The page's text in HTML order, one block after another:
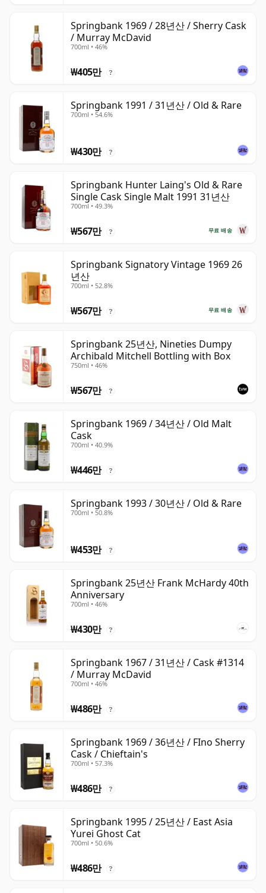
Springbank 1969 / 28년산 / Sherry Cask
/ Murray McDavid
700ml • 46%
₩405만 ?
Springbank 1991 / 31년산 / Old & Rare
700ml • 54.6%
₩430만 ?
Springbank Hunter Laing's Old & Rare
Single Cask Single Malt 1991 31년산
700ml • 49.3%
무료 배송
₩567만 ?
Springbank Signatory Vintage 1969 26
년산
700ml • 52.8%
무료 배송
₩567만 ?
Springbank 25년산, Nineties Dumpy
Archibald Mitchell Bottling with Box
750ml • 46%
₩567만 ?
Springbank 1969 / 34년산 / Old Malt
Cask
700ml • 40.9%
₩446만 ?
Springbank 1993 / 30년산 / Old & Rare
700ml • 50.8%
₩453만 ?
Springbank 25년산 Frank McHardy 40th
Anniversary
700ml • 46%
₩430만 ?
Springbank 1967 / 31년산 / Cask #1314
/ Murray McDavid
700ml • 46%
₩486만 ?
Springbank 1969 / 36년산 / FIno Sherry
Cask / Chieftain's
700ml • 57.3%
₩486만 ?
Springbank 1995 / 25년산 / East Asia
Yurei Ghost Cat
700ml • 50.6%
₩486만 ?